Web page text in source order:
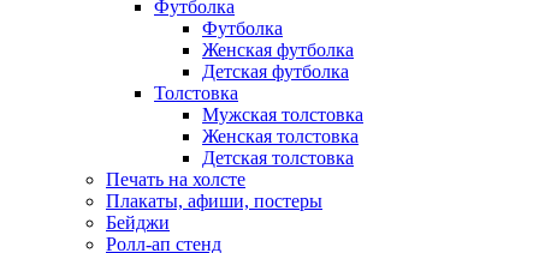
Футболка
Футболка
Женская футболка
Детская футболка
Толстовка
Мужская толстовка
Женская толстовка
Детская толстовка
Печать на холсте
Плакаты, афиши, постеры
Бейджи
Ролл-ап стенд